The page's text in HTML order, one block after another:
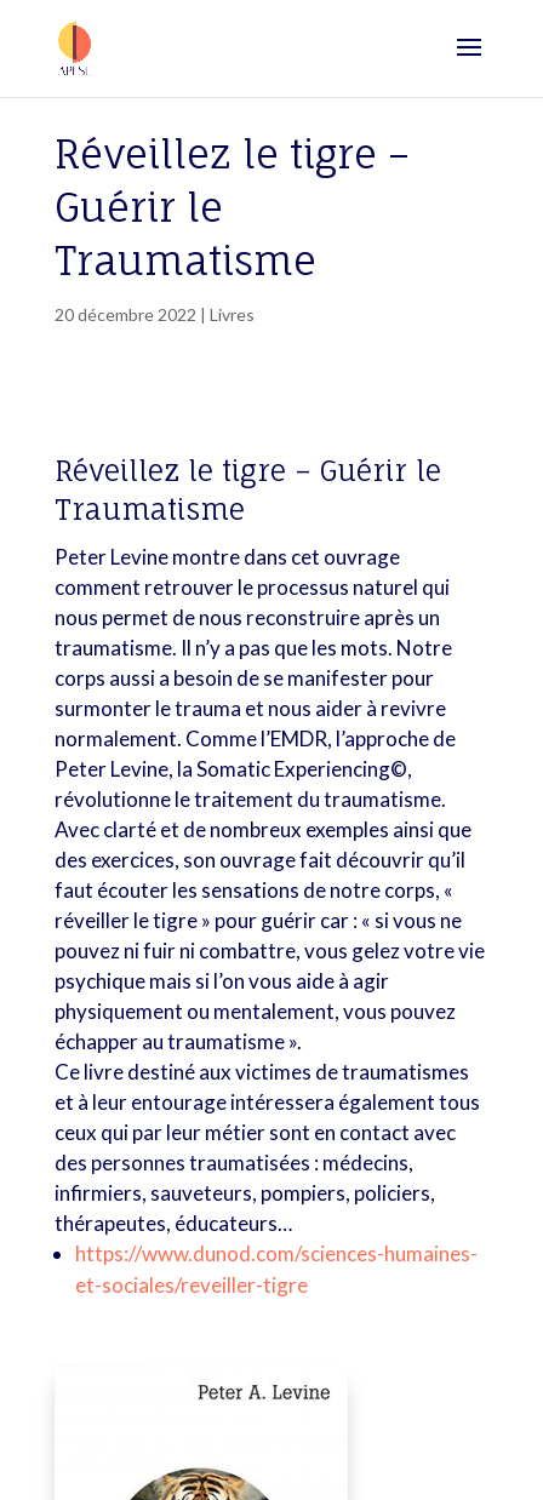
Réveillez le tigre –
Guérir le
Traumatisme
20 décembre 2022 | Livres
Réveillez le tigre – Guérir le
Traumatisme
Peter Levine montre dans cet ouvrage
comment retrouver le processus naturel qui
nous permet de nous reconstruire après un
traumatisme. Il n’y a pas que les mots. Notre
corps aussi a besoin de se manifester pour
surmonter le trauma et nous aider à revivre
normalement. Comme l’EMDR, l’approche de
Peter Levine, la Somatic Experiencing©,
révolutionne le traitement du traumatisme.
Avec clarté et de nombreux exemples ainsi que
des exercices, son ouvrage fait découvrir qu’il
faut écouter les sensations de notre corps, «
réveiller le tigre » pour guérir car : « si vous ne
pouvez ni fuir ni combattre, vous gelez votre vie
psychique mais si l’on vous aide à agir
physiquement ou mentalement, vous pouvez
échapper au traumatisme ».
Ce livre destiné aux victimes de traumatismes
et à leur entourage intéressera également tous
ceux qui par leur métier sont en contact avec
des personnes traumatisées : médecins,
infirmiers, sauveteurs, pompiers, policiers,
thérapeutes, éducateurs…
https://www.dunod.com/sciences-humaines-
et-sociales/reveiller-tigre